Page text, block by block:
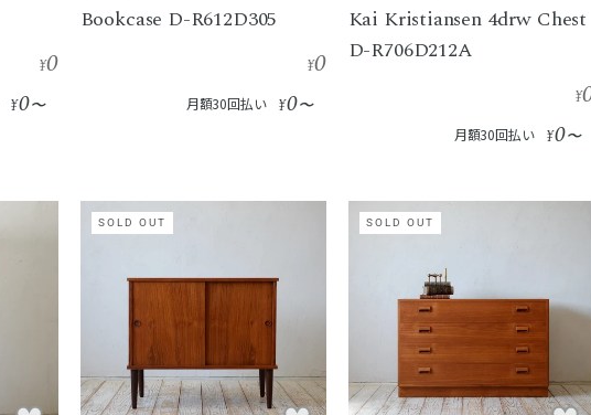
¥0
¥0〜
Bookcase D-R612D305
¥0
月額30回払い ¥0〜
Kai Kristiansen 4drw Chest
D-R706D212A
¥
月額30回払い ¥0〜
SOLD OUT SOLD OUT